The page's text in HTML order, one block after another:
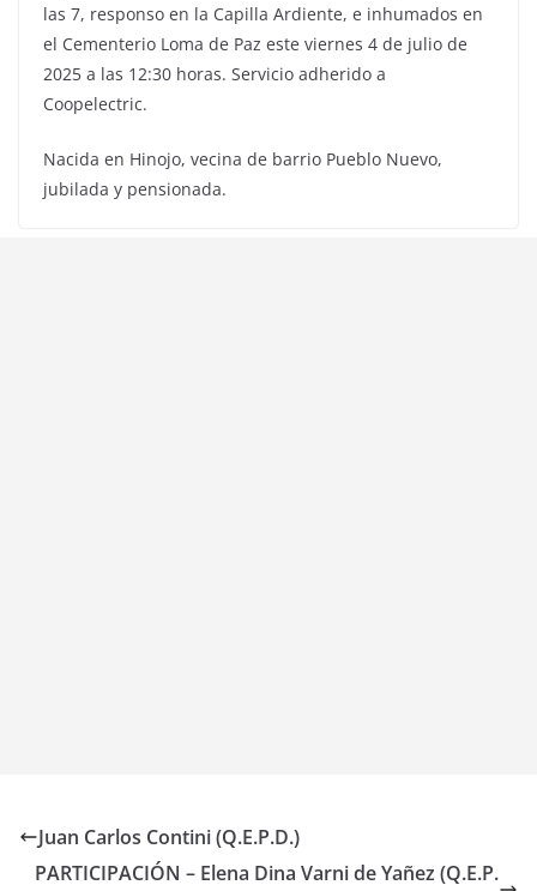
las 7, responso en la Capilla Ardiente, e inhumados en
el Cementerio Loma de Paz este viernes 4 de julio de
2025 a las 12:30 horas. Servicio adherido a
Coopelectric.
Nacida en Hinojo, vecina de barrio Pueblo Nuevo,
jubilada y pensionada.
Juan Carlos Contini (Q.E.P.D.)
PARTICIPACIÓN – Elena Dina Varni de Yañez (Q.E.P.